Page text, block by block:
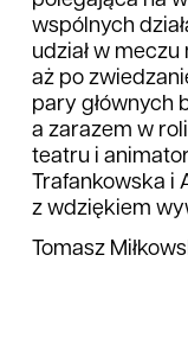
wspólnych
udział w
aż po
pary głównych
a zarazem w
teatru i
Trafankowska i
z wdziękiem
Tomasz